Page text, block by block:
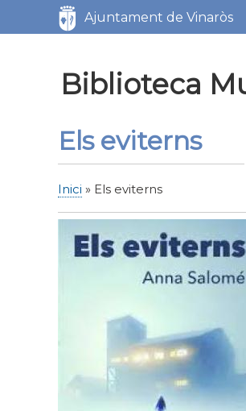
Ajuntament de Vinaròs
Biblioteca
Els eviterns
d'Ariadna
Inici Els eviterns